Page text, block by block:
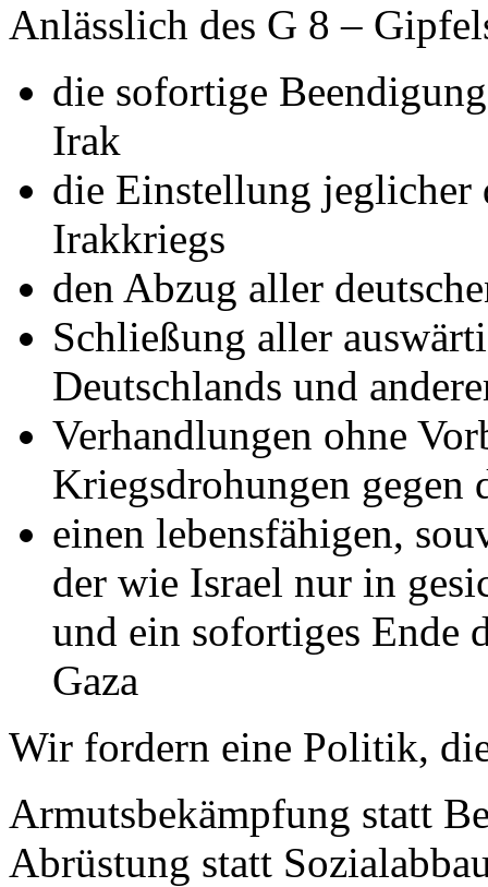
Anlässlich des G 8 –
die sofortige
Irak
die Einstellung jeglicher
Irakkriegs
den Abzug aller
Schließung aller
Deutschlands und
Verhandlungen ohne
Kriegsdrohungen gegen
einen lebensfähigen,
der wie Israel nur in
und ein sofortiges Ende
Gaza
Wir fordern eine Politik,
Armutsbekämpfung statt
Abrüstung statt